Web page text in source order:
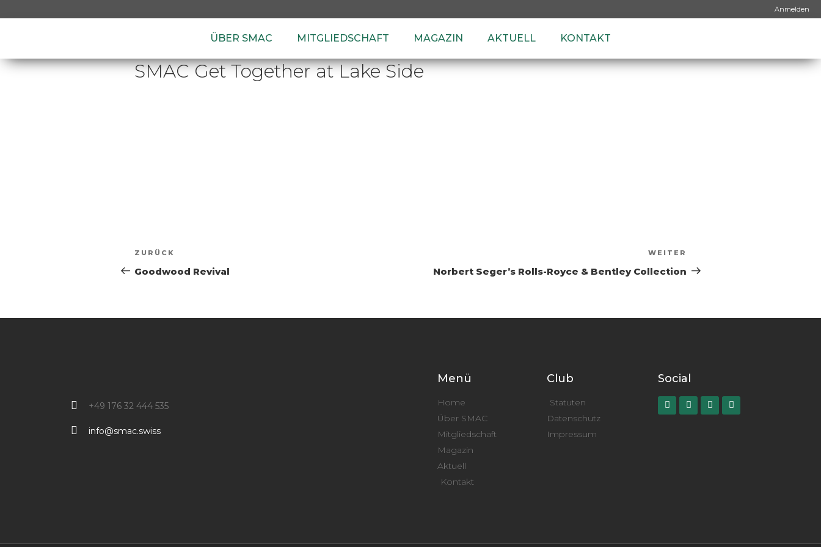
Anmelden
ÜBER SMAC MITGLIEDSCHAFT MAGAZIN AKTUELL KONTAKT
SMAC Get Together at Lake Side
ZURÜCK
Goodwood Revival
WEITER
Norbert Seger’s Rolls-Royce & Bentley Collection
+49 176 32 444 535
info@smac.swiss
Menü
Home
Über SMAC
Mitgliedschaft
Magazin
Aktuell
Kontakt
Club
Statuten
Datenschutz
Impressum
Social